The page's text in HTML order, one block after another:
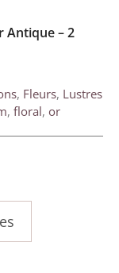
Antique – 2
, Fleurs, Lustres
, floral, or